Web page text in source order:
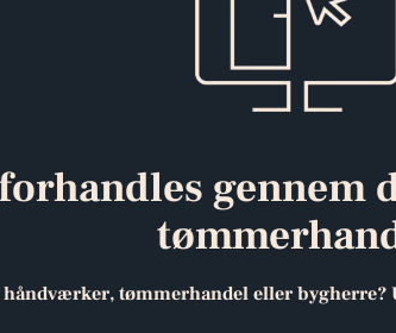
tømmerhandel eller bygherre?